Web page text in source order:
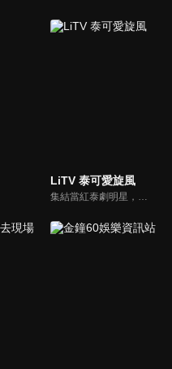
LiTV 泰可愛旋風
集結當紅泰劇明星，獨家揭露他們的幕後小秘密